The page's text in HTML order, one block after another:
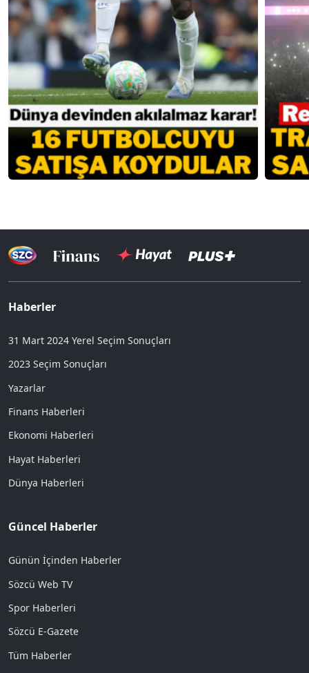
Haberler
31 Mart 2024 Yerel Seçim Sonuçları
2023 Seçim Sonuçları
Yazarlar
Finans Haberleri
Ekonomi Haberleri
Hayat Haberleri
Dünya Haberleri
Güncel Haberler
Günün İçinden Haberler
Sözcü Web TV
Spor Haberleri
Sözcü E-Gazete
Tüm Haberler